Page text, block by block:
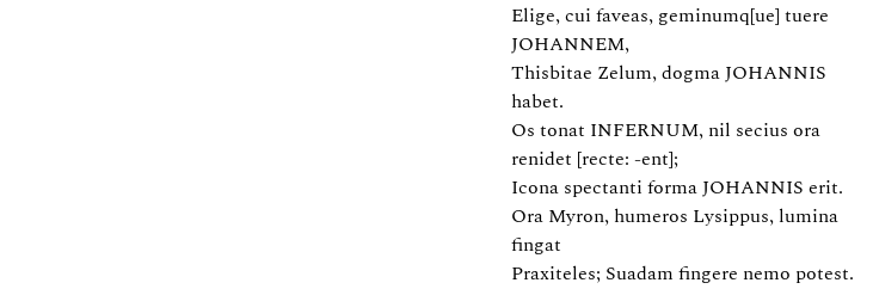
Elige, cui faveas, geminumq[ue] tuere
JOHANNEM,
Thisbitae Zelum, dogma JOHANNIS
habet.
Os tonat INFERNUM, nil secius ora
renidet [recte: -ent];
Icona spectanti forma JOHANNIS erit.
Ora Myron, humeros Lysippus, lumina
fingat
Praxiteles; Suadam fingere nemo potest.